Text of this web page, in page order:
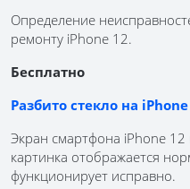
Попала вода
Не ловит сеть
Определение
ремонту iPhone 12.
Бесплатно
Разбито стекло на
Экран смартфона iPhone
картинка отображается
функционирует исправно.